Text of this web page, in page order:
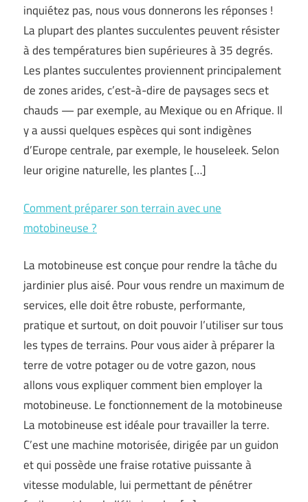
inquiétez pas, nous vous donnerons les réponses !
La plupart des plantes succulentes peuvent résister
à des températures bien supérieures à 35 degrés.
Les plantes succulentes proviennent principalement
de zones arides, c’est-à-dire de paysages secs et
chauds — par exemple, au Mexique ou en Afrique. Il
y a aussi quelques espèces qui sont indigènes
d’Europe centrale, par exemple, le houseleek. Selon
leur origine naturelle, les plantes […]
Comment préparer son terrain avec une
motobineuse ?
La motobineuse est conçue pour rendre la tâche du
jardinier plus aisé. Pour vous rendre un maximum de
services, elle doit être robuste, performante,
pratique et surtout, on doit pouvoir l’utiliser sur tous
les types de terrains. Pour vous aider à préparer la
terre de votre potager ou de votre gazon, nous
allons vous expliquer comment bien employer la
motobineuse. Le fonctionnement de la motobineuse
La motobineuse est idéale pour travailler la terre.
C’est une machine motorisée, dirigée par un guidon
et qui possède une fraise rotative puissante à
vitesse modulable, lui permettant de pénétrer